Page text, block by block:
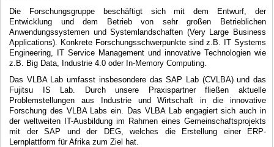
Die Forschungsgruppe beschäftigt sich mit dem Entwurf, der
Entwicklung und dem Betrieb von sehr großen Betrieblichen
Anwendungssystemen und Systemlandschaften (Very Large Business
Applications). Konkrete Forschungsschwerpunkte sind z.B. IT Systems
Engineering, IT Service Management und innovative Technologien wie
z.B. Big Data, Industrie 4.0 oder In-Memory Computing.
Das VLBA Lab umfasst insbesondere das SAP Lab (CVLBA) und das
Fujitsu IS Lab. Durch unsere Praxispartner fließen aktuelle
Problemstellungen aus Industrie und Wirtschaft in die innovative
Forschung des VLBA Labs ein. Das VLBA Lab engagiert sich auch in
der weltweiten IT-Ausbildung im Rahmen eines Gemeinschaftsprojekts
mit der SAP und der DEG, welches die Erstellung einer ERP-
Lernplattform für Afrika zum Ziel hat.